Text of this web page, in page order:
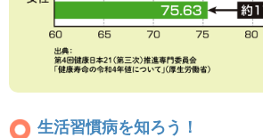
生活習慣病を知ろう！